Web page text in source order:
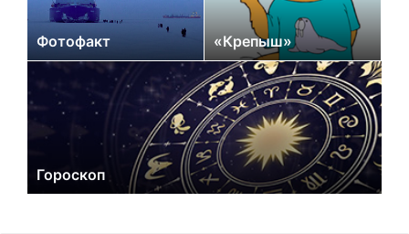
Фотофакт «Крепыш»
Гороскоп